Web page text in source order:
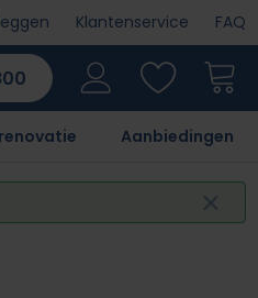
Klantenservice FAQ
Aanbiedingen